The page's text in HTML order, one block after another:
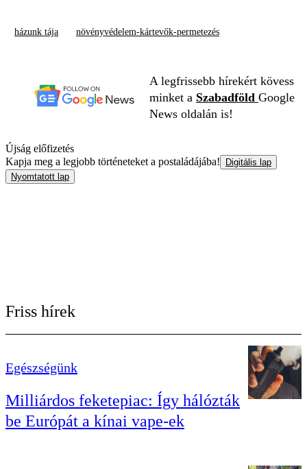
házunk tája növényvédelem-kártevők-permetezés
A legfrissebb hírekért kövess
minket a Szabadföld Google
News oldalán is!
Újság előfizetés
Kapja meg a legjobb történeteket a postaládájába!
Digitális lap
Nyomtatott lap
Friss hírek
Egészségünk
Milliárdos feketepiac: Így hálózták
be Európát a kínai vape-ek